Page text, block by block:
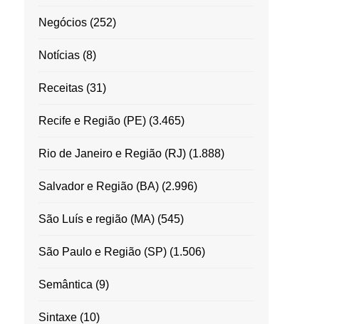
Negócios(252)
Notícias(8)
Receitas(31)
Recife e Região (PE)(3.465)
Rio de Janeiro e Região (RJ)(1.888)
Salvador e Região (BA)(2.996)
São Luís e região (MA)(545)
São Paulo e Região (SP)(1.506)
Semântica (9)
Sintaxe(10)